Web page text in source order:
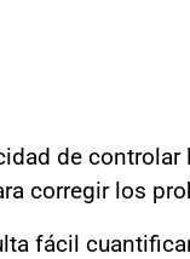
de
corregir los
fácil